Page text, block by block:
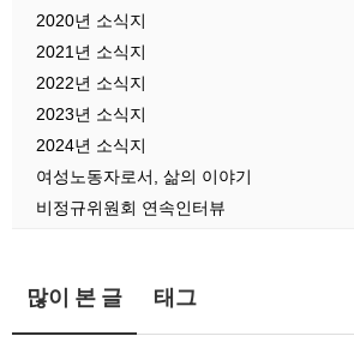
2020년 소식지
2021년 소식지
2022년 소식지
2023년 소식지
2024년 소식지
여성노동자로서, 삶의 이야기
비정규위원회 연속인터뷰
많이 본 글 태그